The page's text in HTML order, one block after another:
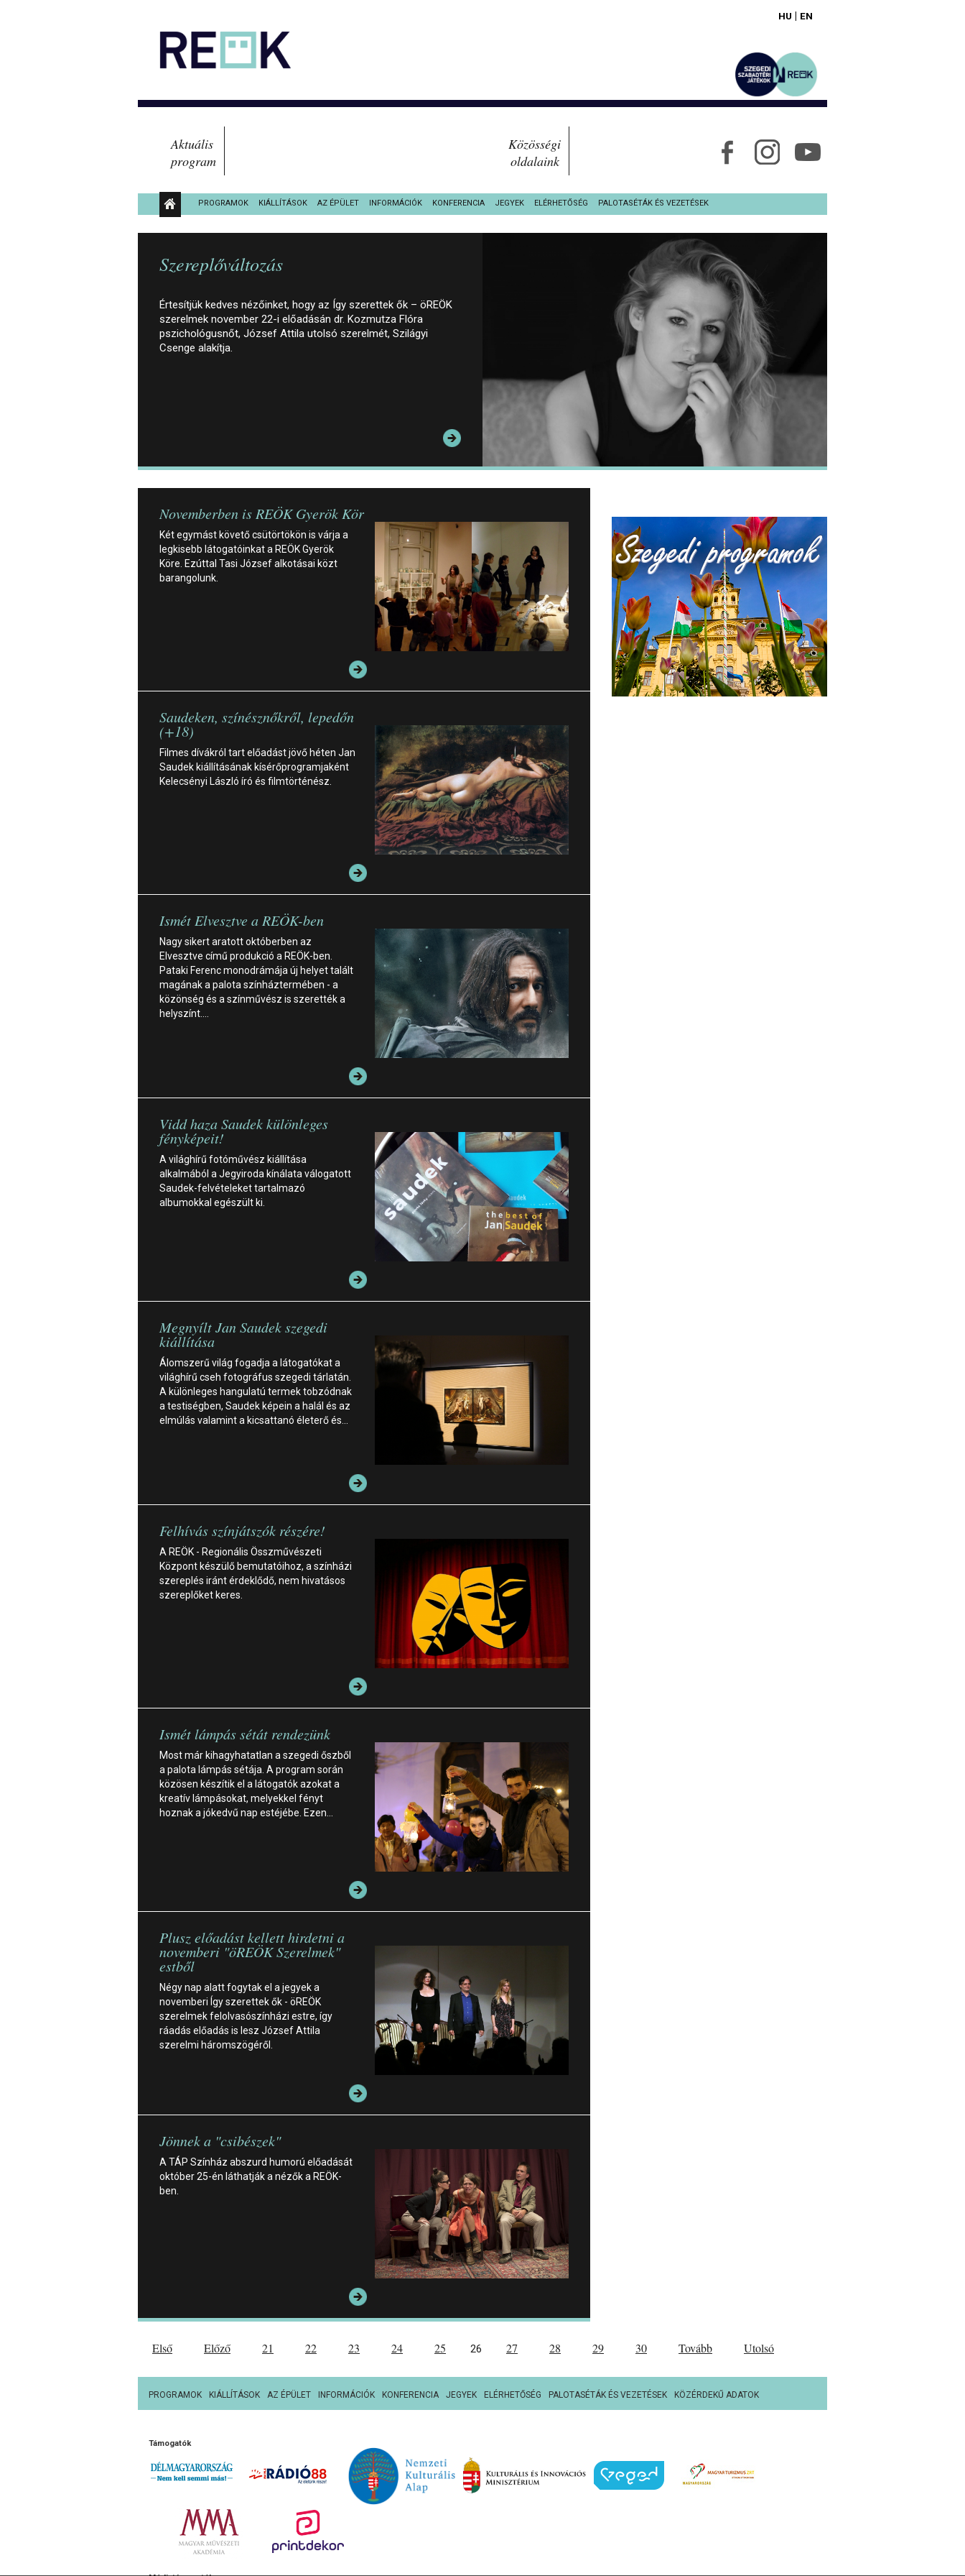
Aktuális
program
Közösségi
oldalaink
HU | EN
PROGRAMOK KIÁLLÍTÁSOK AZ ÉPÜLET INFORMÁCIÓK KONFERENCIA JEGYEK ELÉRHETŐSÉG PALOTASÉTÁK ÉS VEZETÉSEK
KÖZÉRDEKŰ ADATOK
Szereplőváltozás
Értesítjük kedves nézőinket, hogy az Így szerettek ők – öREÖK
szerelmek november 22-i előadásán dr. Kozmutza Flóra
pszichológusnőt, József Attila utolsó szerelmét, Szilágyi
Csenge alakítja.
Novemberben is REÖK Gyerök Kör
Két egymást követő csütörtökön is várja a
legkisebb látogatóinkat a REÖK Gyerök
Köre. Ezúttal Tasi József alkotásai közt
barangolunk.
Saudeken, színésznőkről, lepedőn
(+18)
Filmes dívákról tart előadást jövő héten Jan
Saudek kiállításának kísérőprogramjaként
Kelecsényi László író és filmtörténész.
Ismét Elvesztve a REÖK-ben
Nagy sikert aratott októberben az
Elvesztve című produkció a REÖK-ben.
Pataki Ferenc monodrámája új helyet talált
magának a palota színháztermében - a
közönség és a színművész is szerették a
helyszínt.…
Vidd haza Saudek különleges
fényképeit!
A világhírű fotóművész kiállítása
alkalmából a Jegyiroda kínálata válogatott
Saudek-felvételeket tartalmazó
albumokkal egészült ki.
Megnyílt Jan Saudek szegedi
kiállítása
Álomszerű világ fogadja a látogatókat a
világhírű cseh fotográfus szegedi tárlatán.
A különleges hangulatú termek tobzódnak
a testiségben, Saudek képein a halál és az
elmúlás valamint a kicsattanó életerő és…
Felhívás színjátszók részére!
A REÖK - Regionális Összművészeti
Központ készülő bemutatóihoz, a színházi
szereplés iránt érdeklődő, nem hivatásos
szereplőket keres.
Ismét lámpás sétát rendezünk
Most már kihagyhatatlan a szegedi őszből
a palota lámpás sétája. A program során
közösen készítik el a látogatók azokat a
kreatív lámpásokat, melyekkel fényt
hoznak a jókedvű nap estéjébe. Ezen…
Plusz előadást kellett hirdetni a
novemberi "öREÖK Szerelmek"
estből
Négy nap alatt fogytak el a jegyek a
novemberi Így szerettek ők - öREÖK
szerelmek felolvasószínházi estre, így
ráadás előadás is lesz József Attila
szerelmi háromszögéről.
Jönnek a "csibészek"
A TÁP Színház abszurd humorú előadását
október 25-én láthatják a nézők a REÖK-
ben.
Első Előző 21 22 23 24 25 26 27 28 29 30 Tovább Utolsó
PROGRAMOK KIÁLLÍTÁSOK AZ ÉPÜLET INFORMÁCIÓK KONFERENCIA JEGYEK ELÉRHETŐSÉG PALOTASÉTÁK ÉS VEZETÉSEK KÖZÉRDEKŰ ADATOK
Támogatók